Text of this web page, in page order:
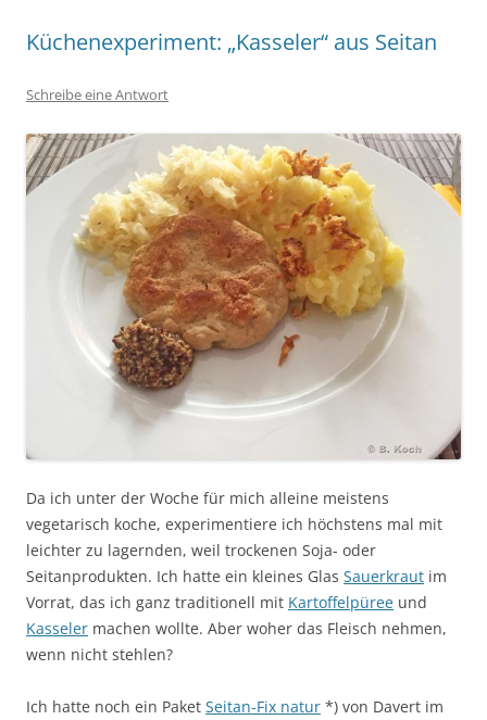
Küchenexperiment: „Kasseler“ aus Seitan
Schreibe eine Antwort
Da ich unter der Woche für mich alleine meistens
vegetarisch koche, experimentiere ich höchstens mal mit
leichter zu lagernden, weil trockenen Soja- oder
Seitanprodukten. Ich hatte ein kleines Glas Sauerkraut im
Vorrat, das ich ganz traditionell mit Kartoffelpüree und
Kasseler machen wollte. Aber woher das Fleisch nehmen,
wenn nicht stehlen?
Ich hatte noch ein Paket Seitan-Fix natur *) von Davert im